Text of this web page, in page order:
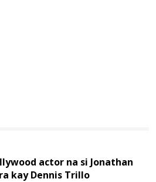
actor na si Jonathan
kay Dennis Trillo